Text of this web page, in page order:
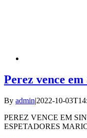
Perez vence
By admin|2022-10-
PEREZ VENCE EM
ESPETADORES